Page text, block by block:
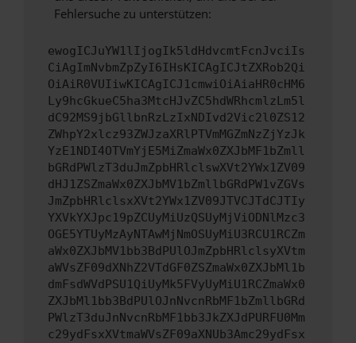
Fehlersuche zu unterstützen:
ewogICJuYW1lIjogIk5ldHdvcmtFcnJvciIs
CiAgImNvbmZpZyI6IHsKICAgICJtZXRob2Qi
OiAiR0VUIiwKICAgICJ1cmwiOiAiaHR0cHM6
Ly9hcGkueC5ha3MtcHJvZC5hdWRhcmlzLm5l
dC92MS9jbGllbnRzLzIxNDIvd2Vic2l0ZS12
ZWhpY2xlcz93ZWJzaXRlPTVmMGZmNzZjYzJk
YzE1NDI4OTVmYjE5MiZmaWx0ZXJbMF1bZmll
bGRdPWlzT3duJmZpbHRlclswXVt2YWx1ZV09
dHJ1ZSZmaWx0ZXJbMV1bZmllbGRdPW1vZGVs
JmZpbHRlclsxXVt2YWx1ZV09JTVCJTdCJTIy
YXVkYXJpc19pZCUyMiUzQSUyMjViODNlMzc3
OGE5YTUyMzAyNTAwMjNmOSUyMiU3RCU1RCZm
aWx0ZXJbMV1bb3BdPUlOJmZpbHRlclsyXVtm
aWVsZF09dXNhZ2VTdGF0ZSZmaWx0ZXJbMl1b
dmFsdWVdPSU1QiUyMk5FVyUyMiU1RCZmaWx0
ZXJbMl1bb3BdPUlOJnNvcnRbMF1bZmllbGRd
PWlzT3duJnNvcnRbMF1bb3JkZXJdPURFU0Mm
c29ydFsxXVtmaWVsZF09aXNUb3Amc29ydFsx